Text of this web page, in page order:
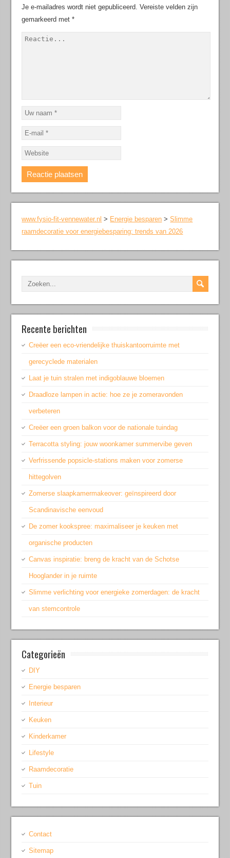
Je e-mailadres wordt niet gepubliceerd. Vereiste velden zijn
gemarkeerd met*
www.fysio-fit-vennewater.nl > Energie besparen >Slimme
raamdecoratie voor energiebesparing: trends van 2026
Recente berichten
Creëer een eco-vriendelijke thuiskantoorruimte met
gerecyclede materialen
Laat je tuin stralen met indigoblauwe bloemen
Draadloze lampen in actie: hoe ze je zomeravonden
verbeteren
Creëer een groen balkon voor de nationale tuindag
Terracotta styling: jouw woonkamer summervibe geven
Verfrissende popsicle-stations maken voor zomerse
hittegolven
Zomerse slaapkamermakeover: geïnspireerd door
Scandinavische eenvoud
De zomer kookspree: maximaliseer je keuken met
organische producten
Canvas inspiratie: breng de kracht van de Schotse
Hooglander in je ruimte
Slimme verlichting voor energieke zomerdagen: de kracht
van stemcontrole
Categorieën
DIY
Energie besparen
Interieur
Keuken
Kinderkamer
Lifestyle
Raamdecoratie
Tuin
Contact
Sitemap